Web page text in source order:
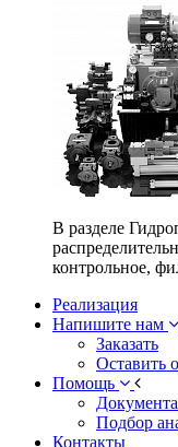
В разделе
контрольное,
Реализация
Напишите нам
Заказать
Оставить
Помощь
Подбор
Контакты